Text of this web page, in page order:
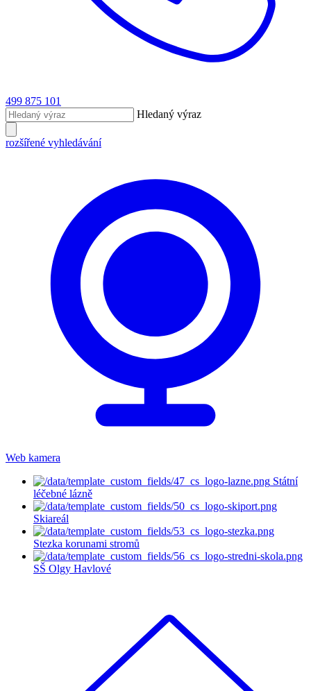
499 875 101
Hledaný výraz
rozšířené vyhledávání
Web kamera
Státní
léčebné lázně
Skiareál
Stezka korunami stromů
SŠ Olgy Havlové